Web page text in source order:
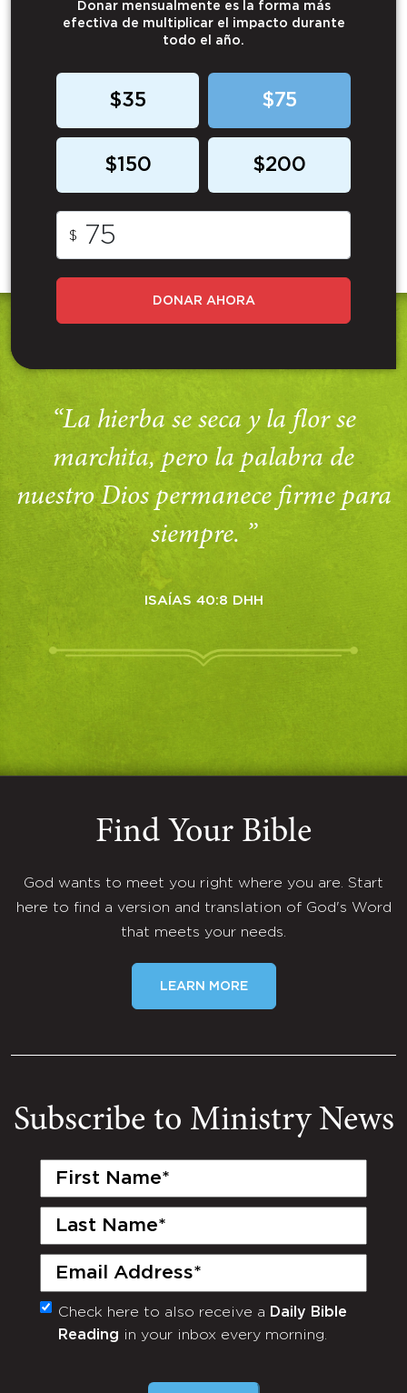
Donar mensualmente es la forma más
efectiva de multiplicar el impacto durante
todo el año.
$35 $75
$150 $200
$
DONAR AHORA
“La hierba se seca y la flor se
marchita, pero la palabra de
nuestro Dios permanece firme para
siempre. ”
ISAÍAS 40:8 DHH
Find Your Bible
God wants to meet you right where you are. Start
here to find a version and translation of God's Word
that meets your needs.
LEARN MORE
Subscribe to Ministry News
First
Last
Email
(Required)
Monthly
Newsletter
Check here to also receive a Daily Bible
Reading in your inbox every morning.